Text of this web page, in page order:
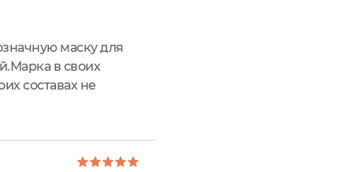
маску для
в своих
составах не